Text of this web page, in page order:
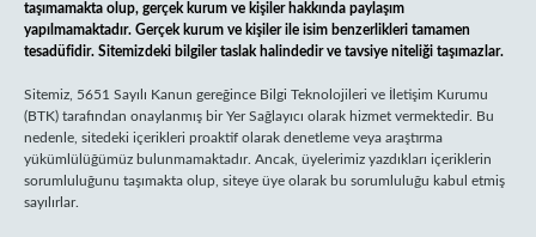
taşımamakta olup, gerçek kurum ve kişiler hakkında paylaşım
yapılmamaktadır. Gerçek kurum ve kişiler ile isim benzerlikleri tamamen
tesadüfidir. Sitemizdeki bilgiler taslak halindedir ve tavsiye niteliği taşımazlar.
Sitemiz, 5651 Sayılı Kanun gereğince Bilgi Teknolojileri ve İletişim Kurumu
(BTK) tarafından onaylanmış bir Yer Sağlayıcı olarak hizmet vermektedir. Bu
nedenle, sitedeki içerikleri proaktif olarak denetleme veya araştırma
yükümlülüğümüz bulunmamaktadır. Ancak, üyelerimiz yazdıkları içeriklerin
sorumluluğunu taşımakta olup, siteye üye olarak bu sorumluluğu kabul etmiş
sayılırlar.